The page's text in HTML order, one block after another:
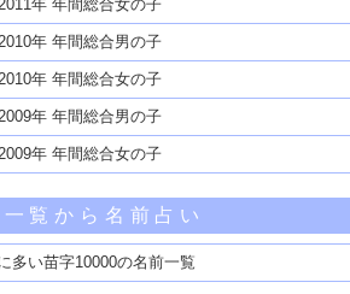
2011年 年間総合女の子
2010年 年間総合男の子
2010年 年間総合女の子
2009年 年間総合男の子
2009年 年間総合女の子
覧から名前占い
多い苗字10000の名前一覧